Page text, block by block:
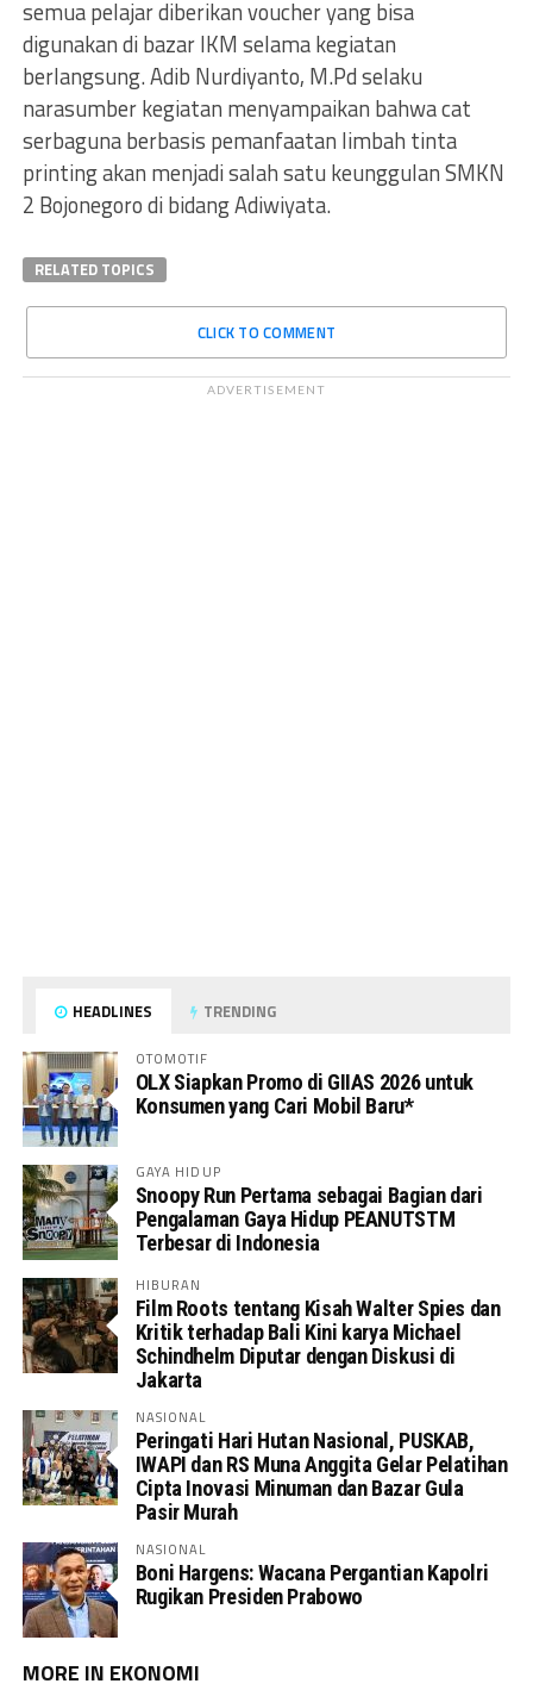
semua pelajar diberikan voucher yang bisa
digunakan di bazar IKM selama kegiatan
berlangsung. Adib Nurdiyanto, M.Pd selaku
narasumber kegiatan menyampaikan bahwa cat
serbaguna berbasis pemanfaatan limbah tinta
printing akan menjadi salah satu keunggulan SMKN
2 Bojonegoro di bidang Adiwiyata.
RELATED TOPICS
CLICK TO COMMENT
ADVERTISEMENT
HEADLINES TRENDING
OTOMOTIF
OLX Siapkan Promo di GIIAS 2026 untuk
Konsumen yang Cari Mobil Baru*
GAYA HIDUP
Snoopy Run Pertama sebagai Bagian dari
Pengalaman Gaya Hidup PEANUTSTM
Terbesar di Indonesia
HIBURAN
Film Roots tentang Kisah Walter Spies dan
Kritik terhadap Bali Kini karya Michael
Schindhelm Diputar dengan Diskusi di
Jakarta
NASIONAL
Peringati Hari Hutan Nasional, PUSKAB,
IWAPI dan RS Muna Anggita Gelar Pelatihan
Cipta Inovasi Minuman dan Bazar Gula
Pasir Murah
NASIONAL
Boni Hargens: Wacana Pergantian Kapolri
Rugikan Presiden Prabowo
MORE IN EKONOMI